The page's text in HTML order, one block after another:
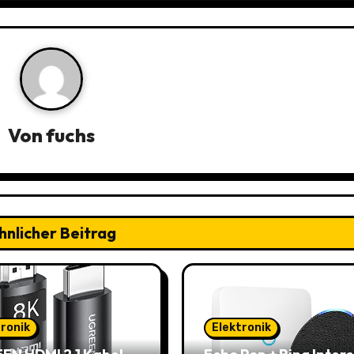
Vonfuchs
Beitrag
Elektronik